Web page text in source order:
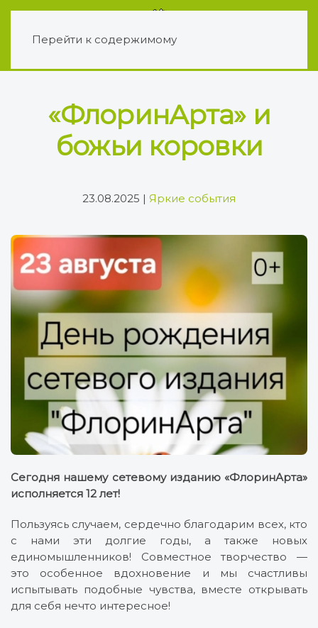
Перейти к содержимому
«ФлоринАрта» и
божьи коровки
23.08.2025 | Яркие события
Сегодня нашему сетевому изданию «ФлоринАрта»
исполняется 12 лет!
Пользуясь случаем, сердечно благодарим всех, кто
с нами эти долгие годы, а также новых
единомышленников! Совместное творчество —
это особенное вдохновение и мы счастливы
испытывать подобные чувства, вместе открывать
для себя нечто интересное!